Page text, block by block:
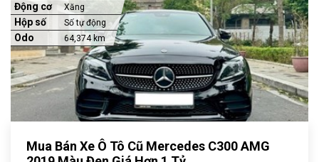
Động cơ Xăng
Hộp số Số tự động
Odo 64,374 km
Mua Bán Xe Ô Tô Cũ Mercedes C300 AMG